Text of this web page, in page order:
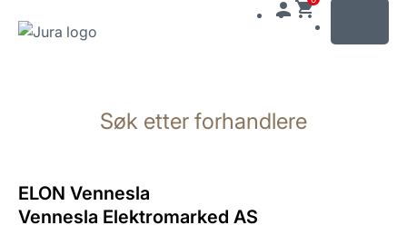
søk
Søk etter forhandlere
ELON Vennesla
Vennesla Elektromarked AS